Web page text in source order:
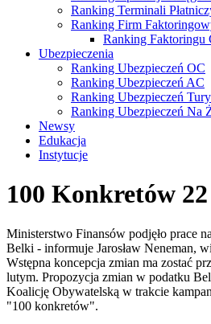
Ranking Terminali
Ranking Firm
Ranking Faktoringu
Ubezpieczenia
Ranking Ubezpieczeń OC
Ranking Ubezpieczeń AC
Ranking Ubezpieczeń
Ranking Ubezpieczeń Na
Newsy
Edukacja
Instytucje
100 Konkretów
Ministerstwo Finansów podjęło prace
Belki - informuje Jarosław Neneman,
Wstępna koncepcja zmian ma zostać
lutym. Propozycja zmian w podatku
Koalicję Obywatelską w trakcie
"100 konkretów".